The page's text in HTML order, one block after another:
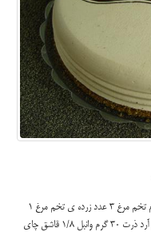
مواد لازم: پنیر خامه ای ۶۰۰ گرم بیسکوییت ساده ۲۵۰ گرم تخم مرغ ۳ عدد زرده ی تخم مرغ ۱
عدد خامه ۷۰ گرم کره ی آب کرده ۳۰ گرم شکر ۱۷۰ گرم آرد ذرت ۳۰ گرم وانبل ۱/۸ قاشق چای